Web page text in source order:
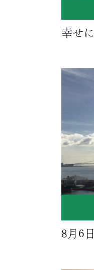
幸せ
8月6